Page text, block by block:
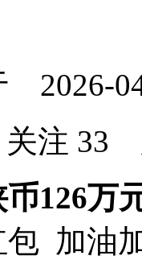
注 33
126万
包 加油